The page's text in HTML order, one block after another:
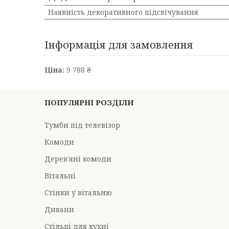
Наявність декоративного підсвічування
Інформація для замовлення
Ціна: 9 788 ₴
ПОПУЛЯРНІ РОЗДІЛИ
Тумби під телевізор
Комоди
Дерев'яні комоди
Вітальні
Стінки у вітальню
Дивани
Стільці для кухні